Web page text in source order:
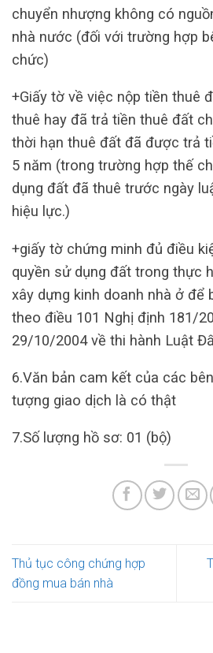
chuyển nhượng không có
nhà nước (đối với trường hợp
chức)
+Giấy tờ về việc nộp tiền thuê
thuê hay đã trả tiền thuê đất
thời hạn thuê đất đã được trả
5 năm (trong trường hợp thế
dụng đất đã thuê trước ngày
hiệu lực.)
+giấy tờ chứng minh đủ điều
quyền sử dụng đất trong thực
xây dựng kinh doanh nhà ở để
theo điều 101 Nghị định 181/
29/10/2004 về thi hành Luật
6.Văn bản cam kết của các
tượng giao dịch là có thật
7.Số lượng hồ sơ: 01 (bộ)
Thủ tục công chứng hợp
đồng mua bán nhà